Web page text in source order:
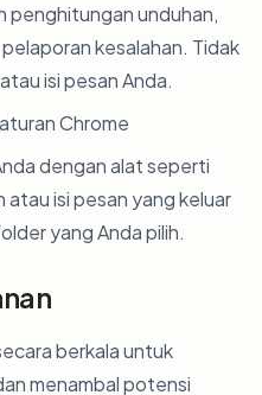
penghitungan unduhan,
kesalahan. Tidak
isi pesan Anda.
Chrome
dengan alat seperti
atau isi pesan yang keluar
yang Anda pilih.
berkala untuk
menambal potensi